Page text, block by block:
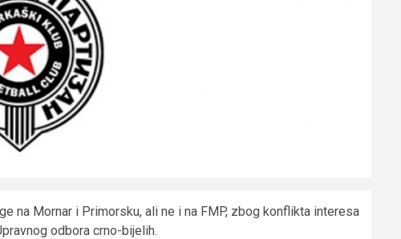
na Mornar i Primorsku, ali ne i na FMP, zbog konflikta interesa
odbora crno-bijelih.